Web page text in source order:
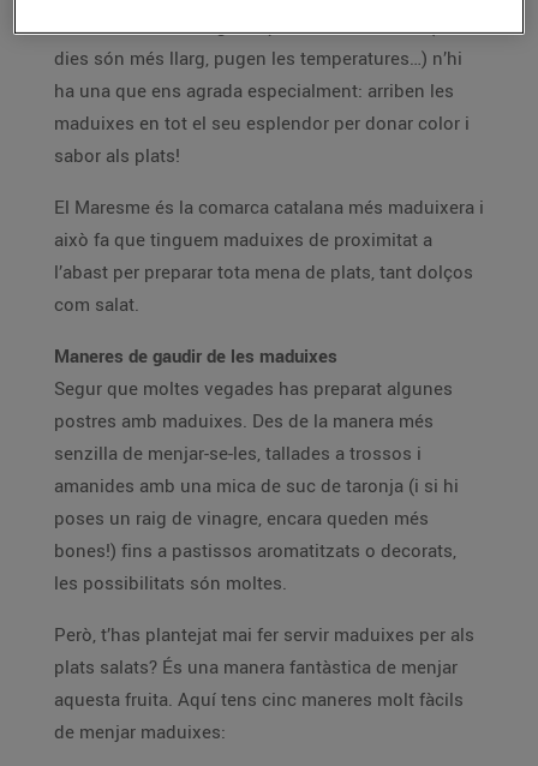
Entre les moltes alegries que ens dona l’abril (els
dies són més llarg, pugen les temperatures…) n’hi
ha una que ens agrada especialment: arriben les
maduixes en tot el seu esplendor per donar color i
sabor als plats!
El Maresme és la comarca catalana més maduixera i
això fa que tinguem maduixes de proximitat a
l’abast per preparar tota mena de plats, tant dolços
com salat.
Maneres de gaudir de les maduixes
Segur que moltes vegades has preparat algunes
postres amb maduixes. Des de la manera més
senzilla de menjar-se-les, tallades a trossos i
amanides amb una mica de suc de taronja (i si hi
poses un raig de vinagre, encara queden més
bones!) fins a pastissos aromatitzats o decorats,
les possibilitats són moltes.
Però, t’has plantejat mai fer servir maduixes per als
plats salats? És una manera fantàstica de menjar
aquesta fruita. Aquí tens cinc maneres molt fàcils
de menjar maduixes: